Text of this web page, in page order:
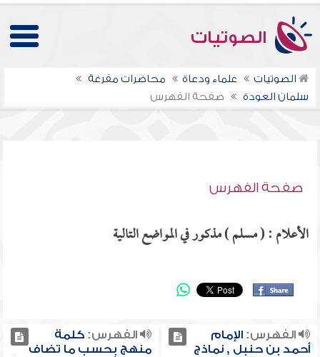
الصوتيات
الصوتيات علماء ودعاة
محاضرات مفرغة
سلمان العودة
صفحة الفهرس
صفحة الفهرس
الأعلام : ( مسلم ) مذكور في المواضع التالية
الفهرس:الإمام
أحمد بن حنبل , نماذج
الفهرس:كلمة
منهج بحسب ما تضاف